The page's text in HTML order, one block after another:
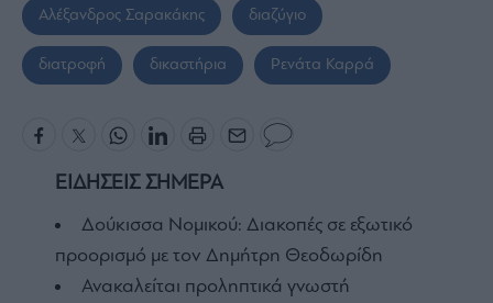
Αλέξανδρος Σαρακάκης διαζύγιο
διατροφή δικαστήρια Ρενάτα Καρρά
ΕΙΔΗΣΕΙΣ ΣΗΜΕΡΑ
Δούκισσα Νομικού: Διακοπές σε εξωτικό
προορισμό με τον Δημήτρη Θεοδωρίδη
Ανακαλείται προληπτικά γνωστή